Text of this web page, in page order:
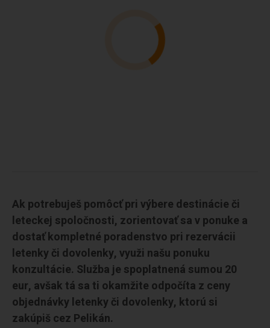
Ak potrebuješ pomôcť pri výbere destinácie či
leteckej spoločnosti, zorientovať sa v ponuke a
dostať kompletné poradenstvo pri rezervácii
letenky či dovolenky, využi našu ponuku
konzultácie. Služba je spoplatnená sumou 20
eur, avšak tá sa ti okamžite odpočíta z ceny
objednávky letenky či dovolenky, ktorú si
zakúpiš cez Pelikán.